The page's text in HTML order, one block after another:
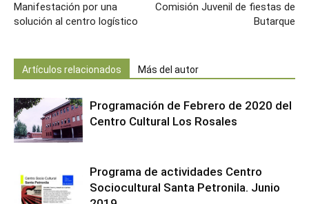
Manifestación por una
solución al centro logístico
Comisión Juvenil de fiestas de
Butarque
Artículos relacionados Más del autor
Programación de Febrero de 2020 del
Centro Cultural Los Rosales
Programa de actividades Centro
Sociocultural Santa Petronila. Junio